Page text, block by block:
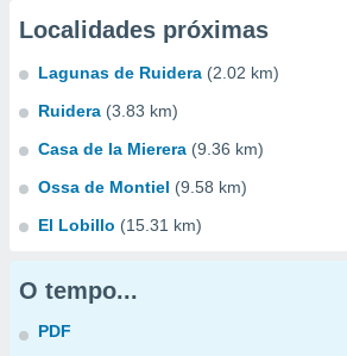
Localidades próximas
Lagunas de Ruidera (2.02 km)
Ruidera (3.83 km)
Casa de la Mierera (9.36 km)
Ossa de Montiel (9.58 km)
El Lobillo (15.31 km)
O tempo...
PDF